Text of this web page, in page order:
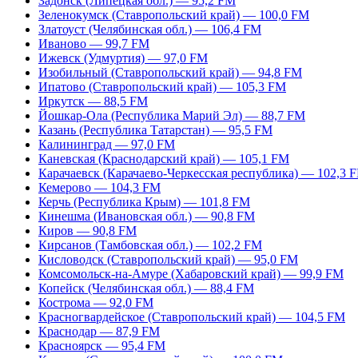
Зеленокумск (Ставропольский край) — 100,0 FM
Златоуст (Челябинская обл.) — 106,4 FM
Иваново — 99,7 FM
Ижевск (Удмуртия) — 97,0 FM
Изобильный (Ставропольский край) — 94,8 FM
Ипатово (Ставропольский край) — 105,3 FM
Иркутск — 88,5 FM
Йошкар-Ола (Республика Марий Эл) — 88,7 FM
Казань (Республика Татарстан) — 95,5 FM
Калининград — 97,0 FM
Каневская (Краснодарский край) — 105,1 FM
Карачаевск (Карачаево-Черкесская республика) — 102,3
Кемерово — 104,3 FM
Керчь (Республика Крым) — 101,8 FM
Кинешма (Ивановская обл.) — 90,8 FM
Киров — 90,8 FM
Кирсанов (Тамбовская обл.) — 102,2 FM
Кисловодск (Ставропольский край) — 95,0 FM
Комсомольск-на-Амуре (Хабаровский край) — 99,9 FM
Копейск (Челябинская обл.) — 88,4 FM
Кострома — 92,0 FM
Красногвардейское (Ставропольский край) — 104,5 FM
Краснодар — 87,9 FM
Красноярск — 95,4 FM